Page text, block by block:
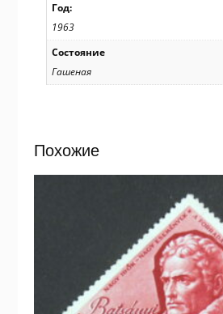
Год:
1963
Состояние
Гашеная
Похожие